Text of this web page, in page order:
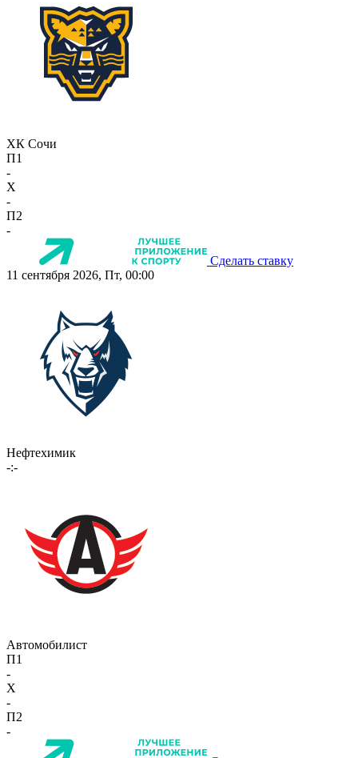
ХК Сочи
П1
-
X
-
П2
-
Сделать ставку
11 сентября 2026, Пт, 00:00
Нефтехимик
-:-
Автомобилист
П1
-
X
-
П2
-